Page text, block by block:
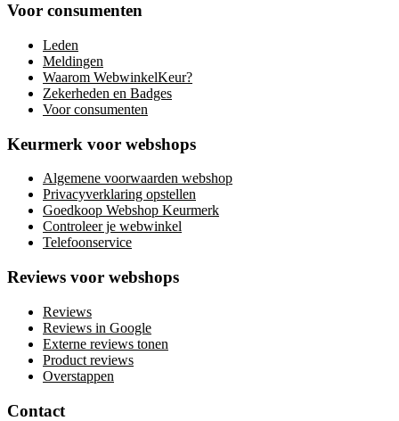
Voor consumenten
Leden
Meldingen
Waarom WebwinkelKeur?
Zekerheden en Badges
Voor consumenten
Keurmerk voor webshops
Algemene voorwaarden webshop
Privacyverklaring opstellen
Goedkoop Webshop Keurmerk
Controleer je webwinkel
Telefoonservice
Reviews voor webshops
Reviews
Reviews in Google
Externe reviews tonen
Product reviews
Overstappen
Contact